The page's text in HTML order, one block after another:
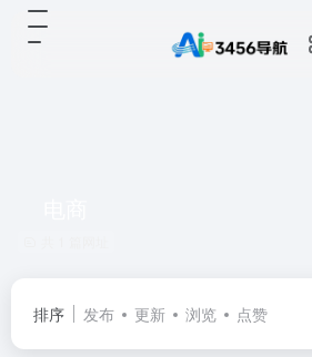
排序 发布 更新 浏览 点赞